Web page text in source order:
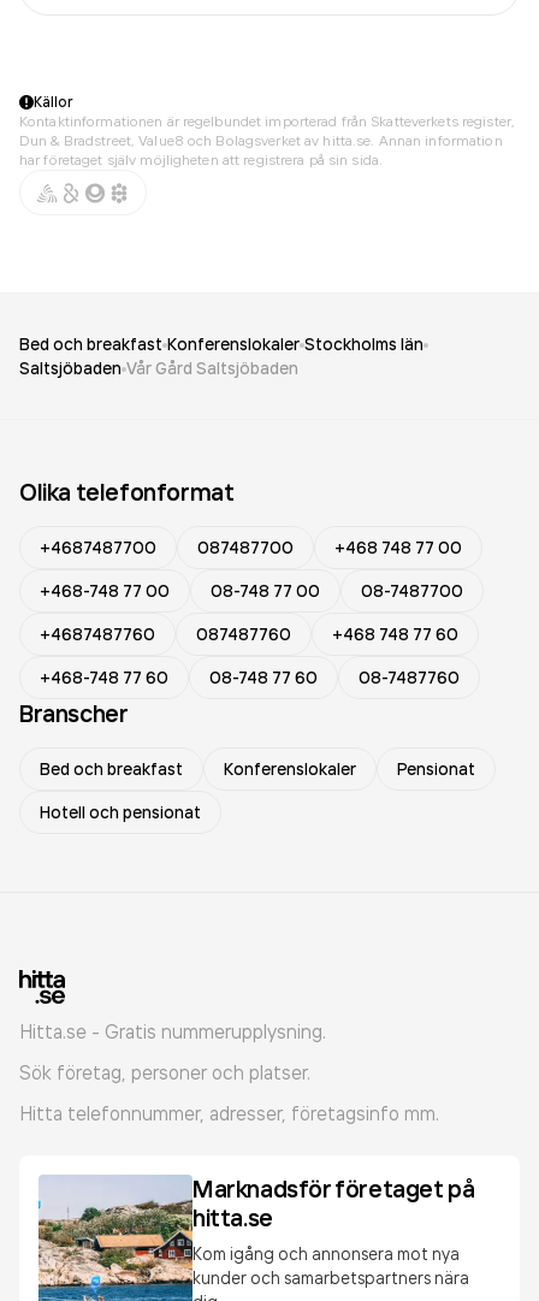
Källor
Kontaktinformationen är regelbundet importerad från Skatteverkets register,
Dun & Bradstreet, Value8 och Bolagsverket av hitta.se. Annan information
har företaget själv möjligheten att registrera på sin sida.
Bed och breakfast Konferenslokaler Stockholms län
Saltsjöbaden Vår Gård Saltsjöbaden
Olika telefonformat
+4687487700 087487700
+468 748 77 00
+468-748 77 00
08-748 77 00
08-7487700
+4687487760
087487760
+468 748 77 60
+468-748 77 60
08-748 77 60 08-7487760
Branscher
Bed och breakfast Konferenslokaler
Pensionat
Hotell och pensionat
Hitta.se - Gratis nummerupplysning.
Sök företag, personer och platser.
Hitta telefonnummer, adresser, företagsinfo mm.
Marknadsför företaget på
hitta.se
Kom igång och annonsera mot nya
kunder och samarbetspartners nära